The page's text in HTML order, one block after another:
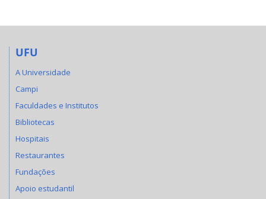
UFU
A Universidade
Campi
Faculdades e Institutos
Bibliotecas
Hospitais
Restaurantes
Fundações
Apoio estudantil